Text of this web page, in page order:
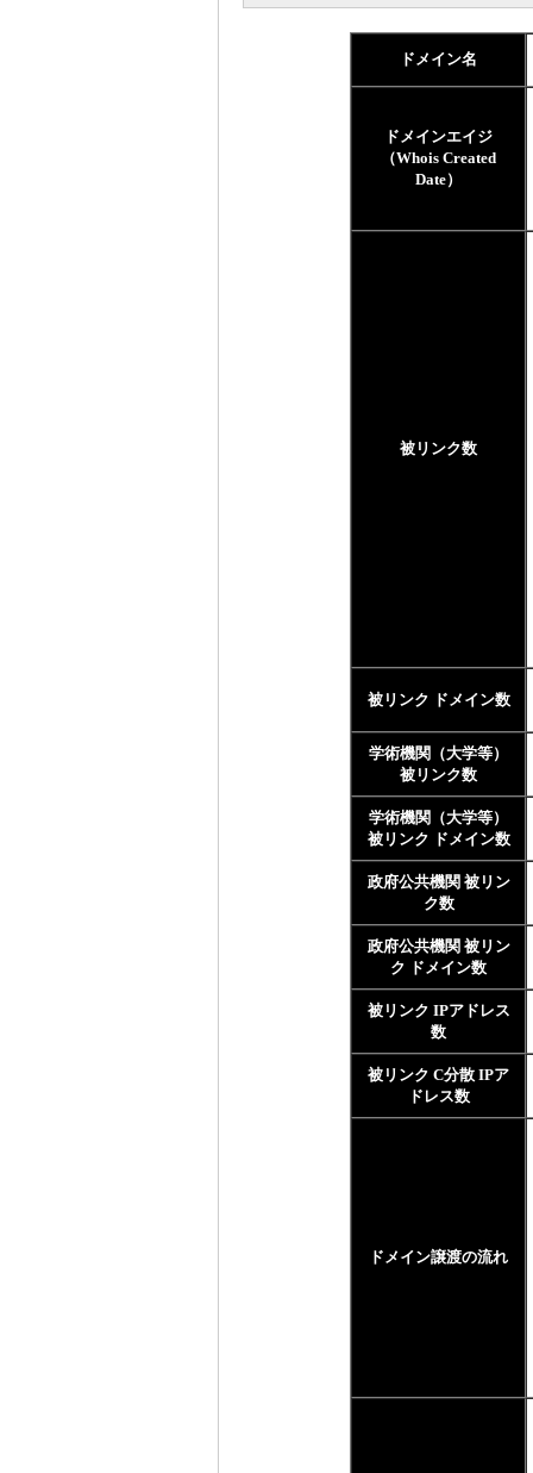
ドメイン名
ドメインエイジ
（Whois Created
Date）
被リンク数
被リンク ドメイン数
学術機関（大学等）
被リンク数
学術機関（大学等）
被リンク ドメイン数
政府公共機関 被リン
ク数
政府公共機関 被リン
ク ドメイン数
被リンク IPアドレス
数
被リンク C分散 IPア
ドレス数
ドメイン譲渡の流れ